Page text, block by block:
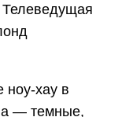
ноу-хау в
— темные,